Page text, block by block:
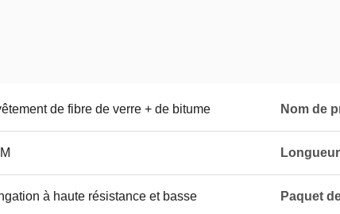
de fibre de verre + de bitume Nom de
à haute résistance et basse Paquet